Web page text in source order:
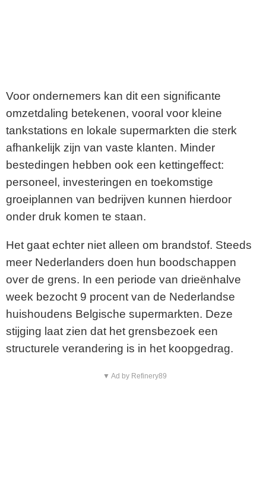
Voor ondernemers kan dit een significante
omzetdaling betekenen, vooral voor kleine
tankstations en lokale supermarkten die sterk
afhankelijk zijn van vaste klanten. Minder
bestedingen hebben ook een kettingeffect:
personeel, investeringen en toekomstige
groeiplannen van bedrijven kunnen hierdoor
onder druk komen te staan.
Het gaat echter niet alleen om brandstof. Steeds
meer Nederlanders doen hun boodschappen
over de grens. In een periode van drieënhalve
week bezocht 9 procent van de Nederlandse
huishoudens Belgische supermarkten. Deze
stijging laat zien dat het grensbezoek een
structurele verandering is in het koopgedrag.
▼ Ad by Refinery89